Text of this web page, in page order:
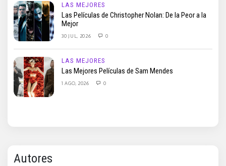
LAS MEJORES
Las Películas de Christopher Nolan: De la Peor a la
Mejor
30 JUL, 2026 0
LAS MEJORES
Las Mejores Películas de Sam Mendes
1 AGO, 2026 0
Autores